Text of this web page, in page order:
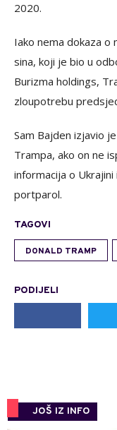
2020.
Iako nema dokaza o
sina, koji je bio u
Burizma holdings,
zloupotrebu
Sam Bajden izjavio
Trampa, ako on ne
informacija o
portparol.
TAGOVI
DONALD TRAMP
PODIJELI
JOŠ IZ INFO